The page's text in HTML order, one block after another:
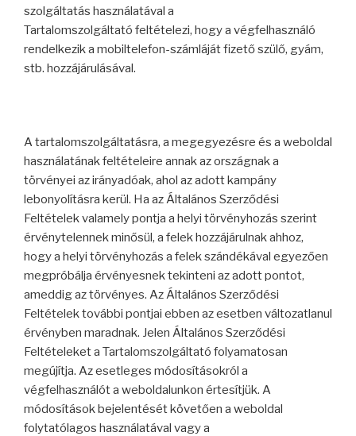
szolgáltatás használatával a
Tartalomszolgáltató feltételezi, hogy a végfelhasználó
rendelkezik a mobiltelefon-számláját fizető szülő, gyám,
stb. hozzájárulásával.
A tartalomszolgáltatásra, a megegyezésre és a weboldal
használatának feltételeire annak az országnak a
törvényei az irányadóak, ahol az adott kampány
lebonyolításra kerül. Ha az Általános Szerződési
Feltételek valamely pontja a helyi törvényhozás szerint
érvénytelennek minősül, a felek hozzájárulnak ahhoz,
hogy a helyi törvényhozás a felek szándékával egyezően
megpróbálja érvényesnek tekinteni az adott pontot,
ameddig az törvényes. Az Általános Szerződési
Feltételek további pontjai ebben az esetben változatlanul
érvényben maradnak. Jelen Általános Szerződési
Feltételeket a Tartalomszolgáltató folyamatosan
megújítja. Az esetleges módosításokról a
végfelhasználót a weboldalunkon értesítjük. A
módosítások bejelentését követően a weboldal
folytatólagos használatával vagy a